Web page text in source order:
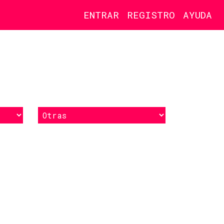
ENTRAR REGISTRO AYUDA